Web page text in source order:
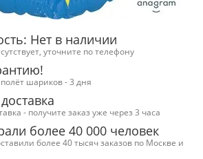
Нет в наличии
уточните по телефону
шариков - 3 дня
- получите заказ уже через 3 часа
более 40 000 человек
более 40 тысяч заказов по Москве и